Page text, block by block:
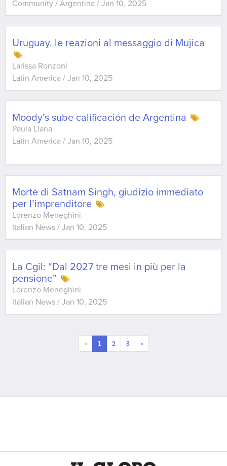
Community / Argentina / Jan 10, 2025
Uruguay, le reazioni al messaggio di Mujica
Larissa Ronzoni
Latin America / Jan 10, 2025
Moody’s sube calificación de Argentina
Paula Llana
Latin America / Jan 10, 2025
Morte di Satnam Singh, giudizio immediato
per l’imprenditore
Lorenzo Meneghini
Italian News / Jan 10, 2025
La Cgil: “Dal 2027 tre mesi in più per la
pensione”
Lorenzo Meneghini
Italian News / Jan 10, 2025
« 1 2 3 »